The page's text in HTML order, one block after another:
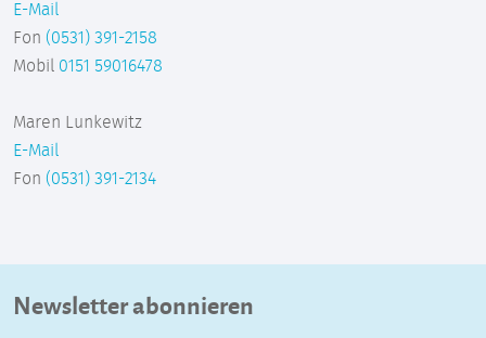
E-Mail
Fon (0531) 391-2158
Mobil 0151 59016478
Maren Lunkewitz
E-Mail
Fon (0531) 391-2134
Newsletter abonnieren